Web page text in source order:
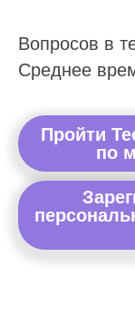
Вопросов в
Среднее
Пройти
по